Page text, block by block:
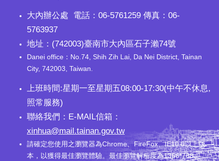
大內辦公處 電話：06-5761259 傳真：06-
5763937
地址：(742003)臺南市大內區石子瀨74號
Danei office：No.74, Shih Zih Lai, Da Nei District, Tainan
City, 742003, Taiwan.
上班時間:星期一至星期五08:00-17:30(中午不休息,
照常服務)
聯絡我們：E-MAIL信箱：
xinhua@mail.tainan.gov.tw
請確定您使用之瀏覽器為Chrome、FireFox、IE10.0以上版
本，以獲得最佳瀏覽體驗。最佳瀏覽解析度為1366*768。